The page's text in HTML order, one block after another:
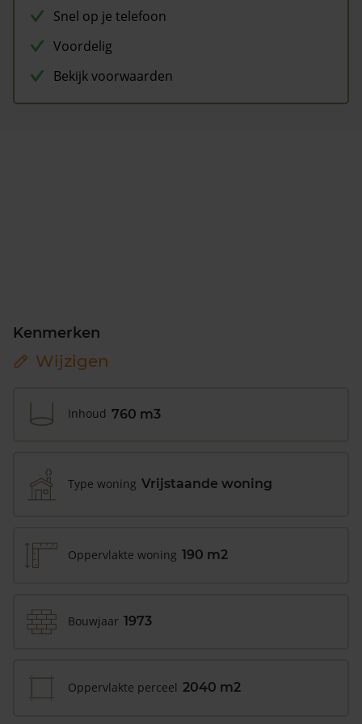
Snel op je telefoon
Voordelig
Bekijk voorwaarden
Kenmerken
Wijzigen
Inhoud 760 m3
Type woning Vrijstaande woning
Oppervlakte woning 190 m2
Bouwjaar 1973
Oppervlakte perceel 2040 m2